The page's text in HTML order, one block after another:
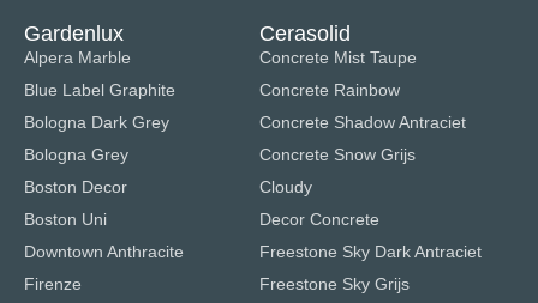
Gardenlux
Alpera Marble
Blue Label Graphite
Bologna Dark Grey
Bologna Grey
Boston Decor
Boston Uni
Downtown Anthracite
Firenze
Cerasolid
Concrete Mist Taupe
Concrete Rainbow
Concrete Shadow Antraciet
Concrete Snow Grijs
Cloudy
Decor Concrete
Freestone Sky Dark Antraciet
Freestone Sky Grijs